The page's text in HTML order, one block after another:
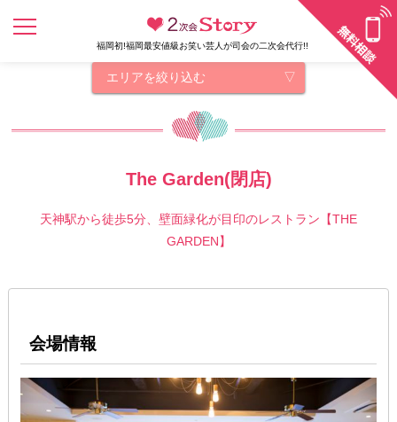
福岡初!福岡最安値級お笑い芸人が司会の二次会代行!!
エリアを絞り込む
The Garden(閉店)
天神駅から徒歩5分、壁面緑化が目印のレストラン【THE
GARDEN】
会場情報